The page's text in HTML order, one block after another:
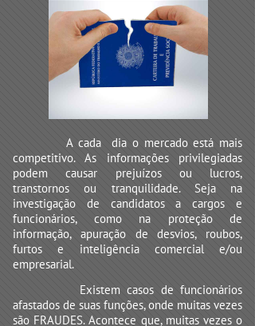
A cada dia o mercado está mais
competitivo. As informações privilegiadas
podem causar prejuízos ou lucros,
transtornos ou tranquilidade. Seja na
investigação de candidatos a cargos e
funcionários, como na proteção de
informação, apuração de desvios, roubos,
furtos e inteligência comercial e/ou
empresarial.
Existem casos de funcionários
afastados de suas funções, onde muitas vezes
são FRAUDES. Acontece que, muitas vezes o